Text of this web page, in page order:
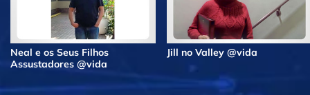
Neal e os Seus Filhos
Assustadores @vida
Jill no Valley @vida